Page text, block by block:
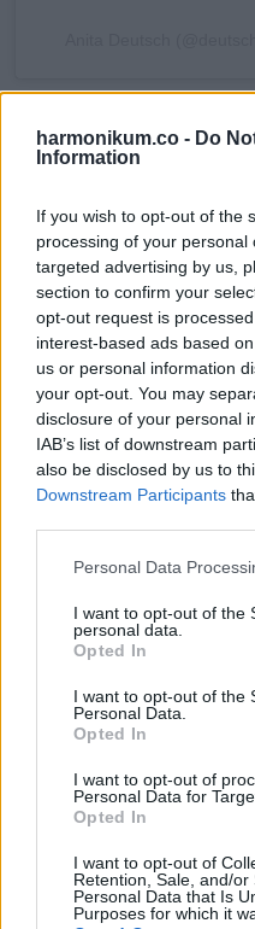
harmonikum.co - Do
Information
If you wish to opt-out of the
processing of your
targeted advertising by us,
section to confirm your
opt-out request is
interest-based ads based
us or personal information
your opt-out. You may
disclosure of your personal
IAB’s list of downstream
also be disclosed by us to
Downstream Participants
Please note that this
not limited to your visit or
grant or deny consent to
use your data for below
consent section.
Personal Data
I want to opt-out of the
personal data.
Opted In
I want to opt-out of the
Personal Data.
Opted In
I want to opt-out of
Personal Data for
Opted In
I want to opt-out of
Retention, Sale, and/or
Personal Data that Is
Purposes for which it
Whatsapp
ELŐZŐ POSZT
Megdöbbentő
nyugdíjemelkedés
új összegek,
További